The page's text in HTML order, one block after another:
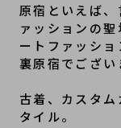
原宿といえば
ァッションの
ートファッシ
裏原宿でござい
古着、カスタ
タイル。